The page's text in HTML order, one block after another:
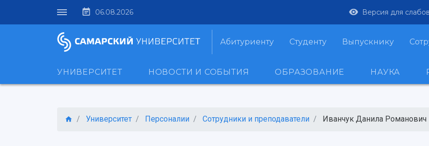
06.08.2026 Версия для
Абитуриенту Студенту Выпускнику
УНИВЕРСИТЕТ НОВОСТИ И СОБЫТИЯ ОБРАЗОВАНИЕ НАУКА
Университет Персоналии Сотрудники и преподаватели Иванчук Данила Романович